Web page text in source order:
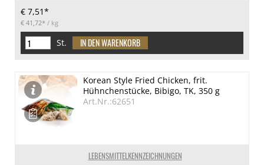
€ 7,51*
€ 41,72* / kg
St.
LEBENSMITTELKENNZEICHNUNGEN
Korean Style Fried Chicken, frit.
Hühnchenstücke, Bibigo, TK, 350 g
Art.Nr.:62651